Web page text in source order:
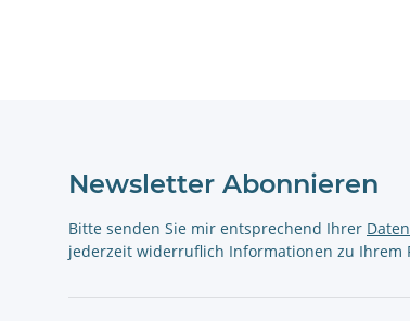
Newsletter Abonnieren
Bitte senden Sie mir entsprechend Ihrer
jederzeit widerruflich Informationen zu Ihrem